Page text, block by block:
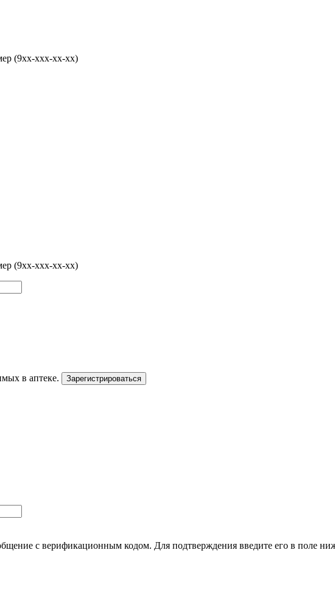
(9хх-ххх-хх-хх)
(9хх-ххх-хх-хх)
в аптеке. Зарегистрироваться
с верификационным кодом. Для подтверждения введите его в поле